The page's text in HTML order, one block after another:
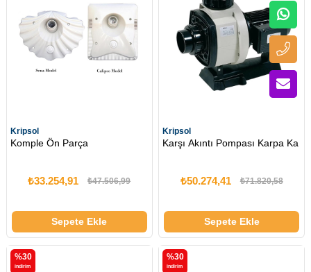
Kripsol
Komple Ön Parça
₺33.254,91 ₺47.506,99
Sepete Ekle
Kripsol
Karşı Akıntı Pompası Karpa Ka
₺50.274,41 ₺71.820,58
Sepete Ekle
%30
i̇ndirim
%30
i̇ndirim